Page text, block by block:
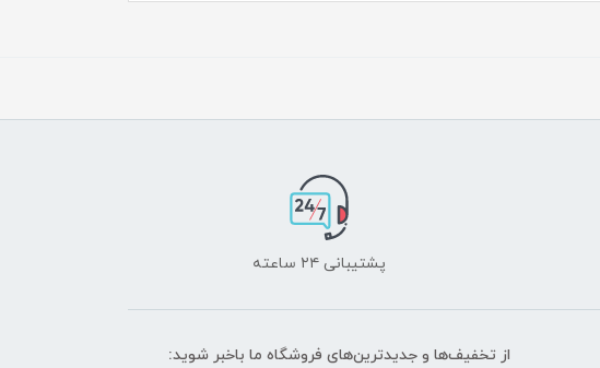
پشتیبانی ۲۴ ساعته
از تخفیف‌ها و جدیدترین‌های فروشگاه ما باخبر شوید: